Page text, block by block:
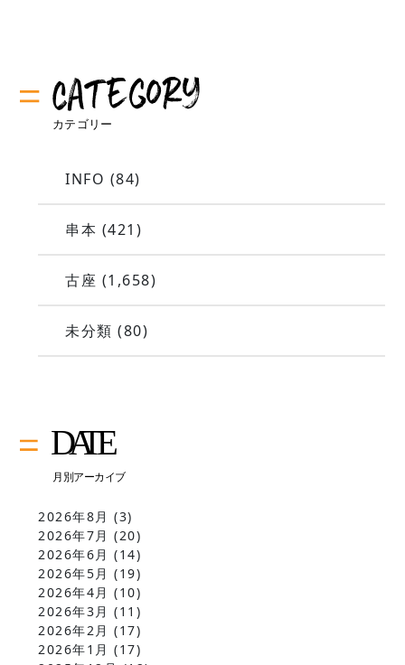
INFO (84)
串本 (421)
古座 (1,658)
未分類 (80)
2026年8月 (3)
2026年7月 (20)
2026年6月 (14)
2026年5月 (19)
2026年4月 (10)
2026年3月 (11)
2026年2月 (17)
2026年1月 (17)